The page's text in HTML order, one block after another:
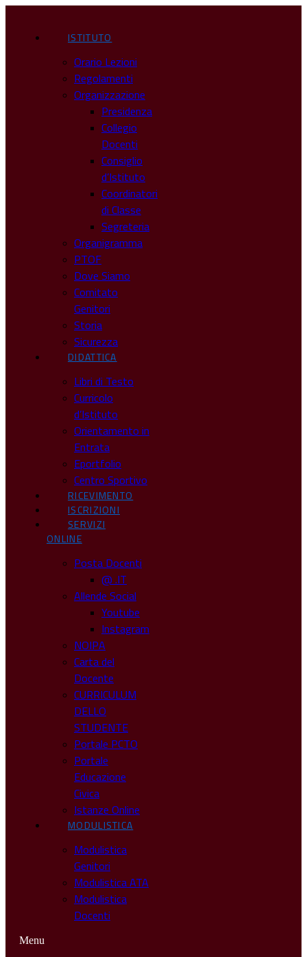
ISTITUTO
Orario Lezioni
Regolamenti
Organizzazione
Presidenza
Collegio
Docenti
Consiglio
d’Istituto
Coordinatori
di Classe
Segreteria
Organigramma
PTOF
Dove Siamo
Comitato
Genitori
Storia
Sicurezza
DIDATTICA
Libri di Testo
Curricolo
d’Istituto
Orientamento in
Entrata
Eportfolio
Centro Sportivo
RICEVIMENTO
ISCRIZIONI
SERVIZI
ONLINE
Posta Docenti
@ .IT
Allende Social
Youtube
Instagram
NOIPA
Carta del
Docente
CURRICULUM
DELLO
STUDENTE
Portale PCTO
Portale
Educazione
Civica
Istanze Online
MODULISTICA
Modulistica
Genitori
Modulistica ATA
Modulistica
Docenti
Menu